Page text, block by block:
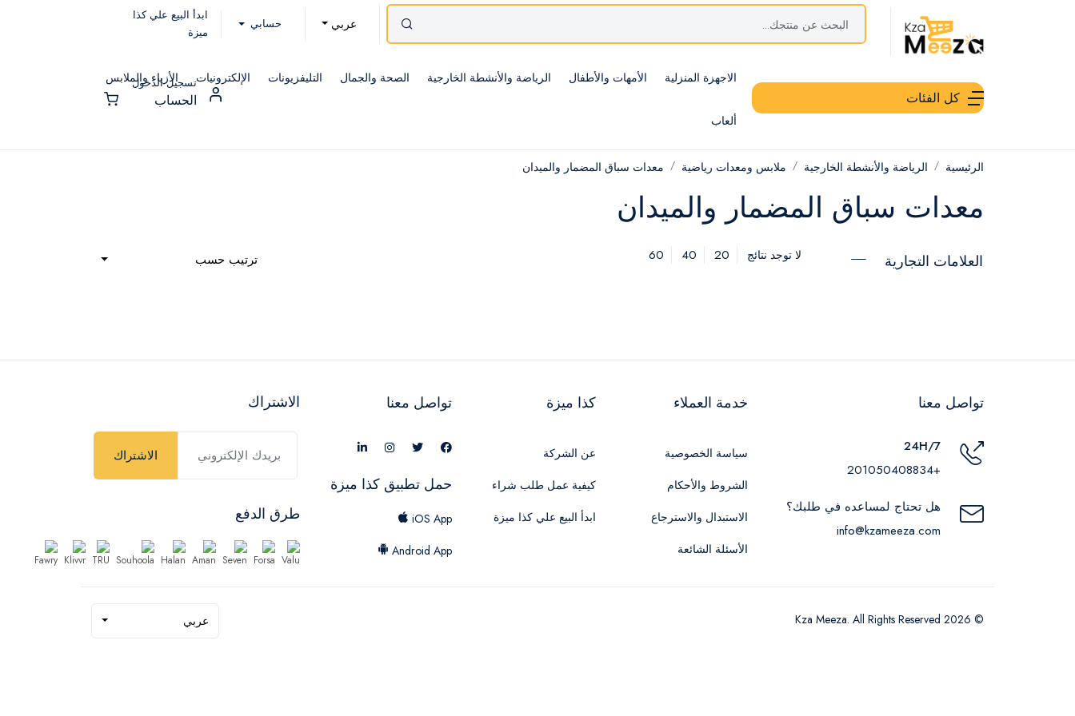
عربي حسابي
ابدأ البيع علي كذا
ميزة
كل الفئات
الاجهزة المنزلية الأمهات والأطفال الرياضة والأنشطة الخارجية الصحة والجمال التليفزيونات الإلكترونيات الأزياء والملابس
ألعاب
تسجيل الدخول
الحساب
الرئيسية الرياضة والأنشطة الخارجية ملابس ومعدات رياضية معدات سباق المضمار والميدان
معدات سباق المضمار والميدان
العلامات التجارية لا توجد نتائج 20
40
60 ترتيب حسب
تواصل معنا
24H/7
+201050408834
هل تحتاج لمساعده في طلبك؟
info@kzameeza.com
خدمة العملاء
سياسة الخصوصية
الشروط والأحكام
الاستبدال والاسترجاع
الأسئلة الشائعة
كذا ميزة
عن الشركة
كيفية عمل طلب شراء
ابدأ البيع علي كذا ميزة
تواصل معنا
حمل تطبيق كذا ميزة
iOS App
Android App
الاشتراك
الاشتراك
طرق الدفع
© 2026 Kza Meeza. All Rights Reserved عربي